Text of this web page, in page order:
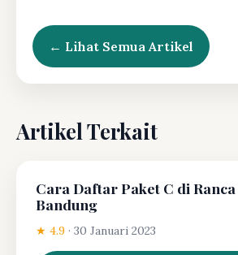
← Lihat Semua Artikel
Artikel Terkait
Cara Daftar Paket C di
Bandung
★ 4.9 · 30 Januari 2023